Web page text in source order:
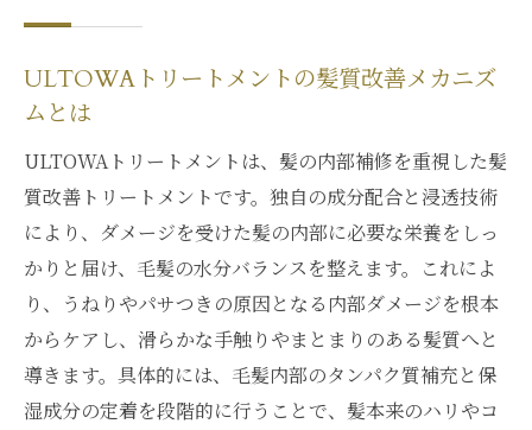
の持続力
口コミで話題のULTOWAトリートメントの
ULTOWAトリートメントの髪質改善メカニズ
ムとは
ULTOWAトリートメントは、髪の内部補修を重視した髪
質改善トリートメントです。独自の成分配合と浸透技術
により、ダメージを受けた髪の内部に必要な栄養をしっ
かりと届け、毛髪の水分バランスを整えます。これによ
り、うねりやパサつきの原因となる内部ダメージを根本
からケアし、滑らかな手触りやまとまりのある髪質へと
導きます。具体的には、毛髪内部のタンパク質補充と保
湿成分の定着を段階的に行うことで、髪本来のハリやコ